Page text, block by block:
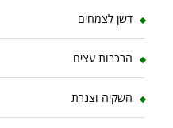
דשן לצמחים
הרכבות עצים
השקיה וצנרת